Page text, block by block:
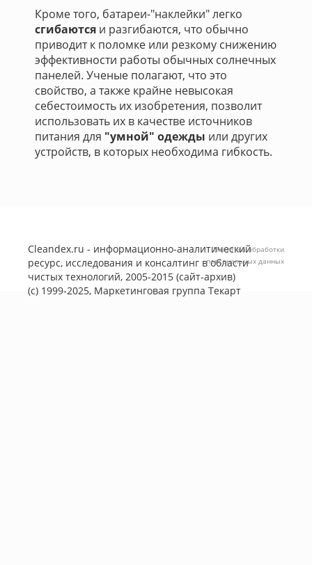
Кроме того, батареи-"наклейки" легко
сгибаются и разгибаются, что обычно
приводит к поломке или резкому снижению
эффективности работы обычных солнечных
панелей. Ученые полагают, что это
свойство, а также крайне невысокая
себестоимость их изобретения, позволит
использовать их в качестве источников
питания для "умной" одежды или других
устройств, в которых необходима гибкость.
Cleandex.ru - информационно-аналитический
ресурс, исследования и консалтинг в области
чистых технологий, 2005-2015 (сайт-архив)
(с) 1999-2025, Маркетинговая группа Текарт
Политика обработки
персональных данных